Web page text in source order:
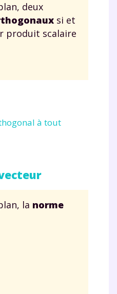
deux
si et
produit scalaire
à tout
la norme
?
notre
soutien
vidéos
de révisions
parents